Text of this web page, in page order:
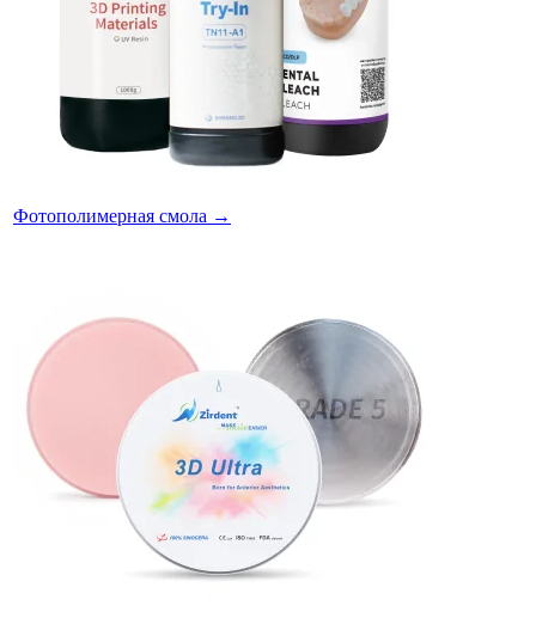
Фотополимерная смола →